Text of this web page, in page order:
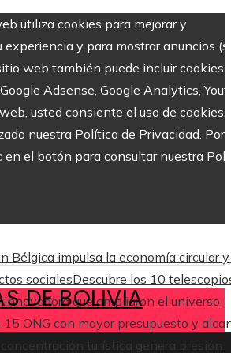
utiliza cookies para mejorar y
experiencia y para mostrar anuncios
web también puede incluir cookies
Adsense, Google Analytics,
usted consiente el uso de cookies.
nuestra Política de Privacidad. Por
en el botón para consultar nuestra
Bélgica impulsa la economía circular
socialesDescubre los 10
que ampliaron el universo
15 ONG con mayor presupuesto y
turística genera presión
DE BOLIVIA